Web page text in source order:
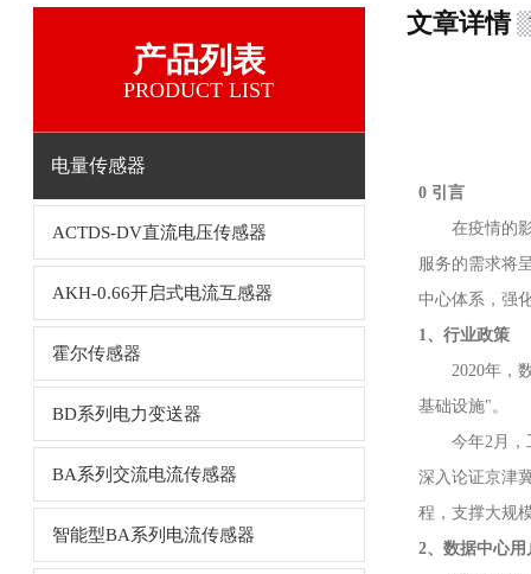
产品列表
PRODUCT LIST
电量传感器
ACTDS-DV直流电压传感器
AKH-0.66开启式电流互感器
霍尔传感器
BD系列电力变送器
BA系列交流电流传感器
智能型BA系列电流传感器
文章详情
0 引言
在疫情的
服务的需求将
中心体系，强
1、行业政策
2020年，
基础设施"。
今年2月
深入论证京津
程，支撑大规
2、 数据中心用